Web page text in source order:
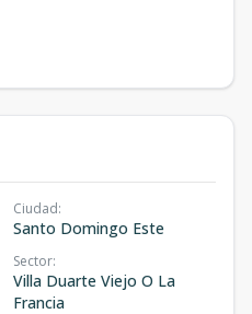
Ciudad:
Santo Domingo Este
Sector:
Villa Duarte Viejo O La
Francia